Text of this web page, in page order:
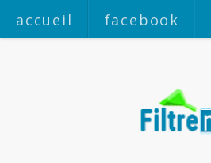
accueil facebook